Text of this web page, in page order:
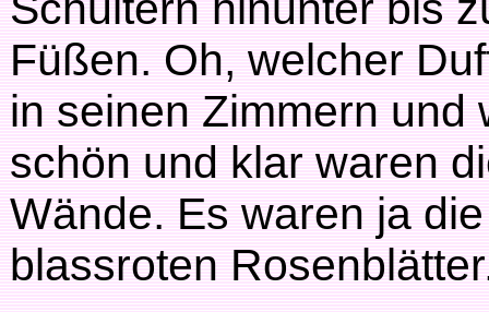
Füßen. Oh, welcher
in seinen Zimmern und
schön und klar waren
Wände. Es waren ja die
blassroten